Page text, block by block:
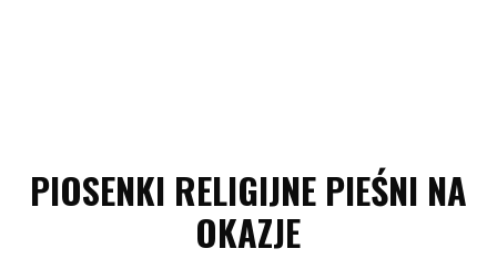
PIOSENKI RELIGIJNE PIEŚNI NA
OKAZJE